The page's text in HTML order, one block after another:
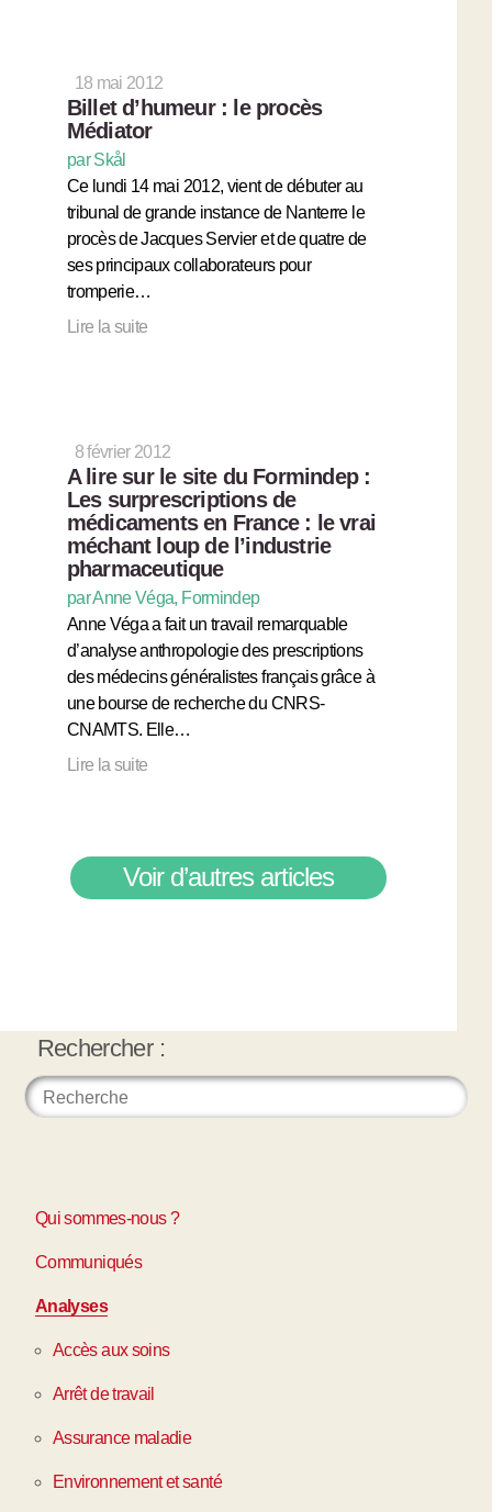
18 mai 2012
Billet d’humeur : le procès
Médiator
par Skål
Ce lundi 14 mai 2012, vient de débuter au
tribunal de grande instance de Nanterre le
procès de Jacques Servier et de quatre de
ses principaux collaborateurs pour
tromperie…
Lire la suite
8 février 2012
A lire sur le site du Formindep :
Les surprescriptions de
médicaments en France : le vrai
méchant loup de l’industrie
pharmaceutique
par Anne Véga, Formindep
Anne Véga a fait un travail remarquable
d’analyse anthropologie des prescriptions
des médecins généralistes français grâce à
une bourse de recherche du CNRS-
CNAMTS. Elle…
Lire la suite
Voir d’autres articles
Rechercher :
Qui sommes-nous ?
Communiqués
Analyses
Accès aux soins
Arrêt de travail
Assurance maladie
Environnement et santé